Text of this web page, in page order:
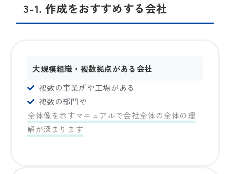
3-1. 作成をおすすめする会社
大規模組織・複数拠点がある会社
複数の事業所や工場がある
複数の部門や
全体像を示すマニュアルで会社全体の全体の理
解が深まります